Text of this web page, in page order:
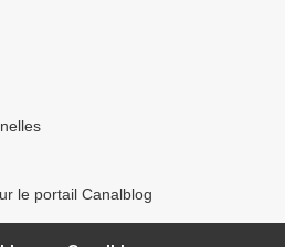
le portail Canalblog